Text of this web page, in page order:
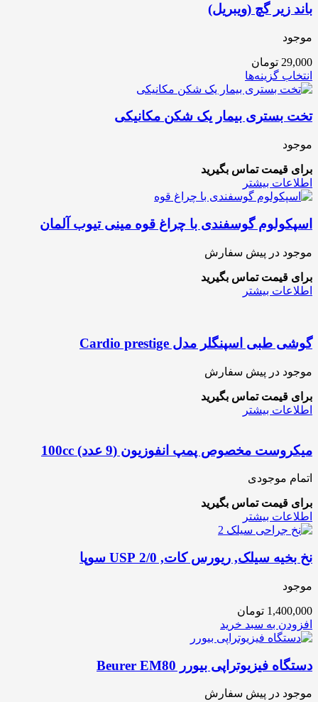
باند زیر گچ (ویبریل)
موجود
29,000 تومان
انتخاب گزینه‌ها
تخت بستری بیمار یک شکن مکانیکی
موجود
برای قیمت تماس بگیرید
اطلاعات بیشتر
اسپکولوم گوسفندی با چراغ قوه مینی تیوب آلمان
موجود در پیش سفارش
برای قیمت تماس بگیرید
اطلاعات بیشتر
گوشی طبی اسپنگلر مدل Cardio prestige
موجود در پیش سفارش
برای قیمت تماس بگیرید
اطلاعات بیشتر
میکروست مخصوص پمپ انفوزیون (9 عدد) 100cc
اتمام موجودی
برای قیمت تماس بگیرید
اطلاعات بیشتر
نخ بخیه سیلک, ریورس کات, 2/0 USP سوپا
موجود
1,400,000 تومان
افزودن به سبد خرید
دستگاه فیزیوتراپی بیورر Beurer EM80
موجود در پیش سفارش